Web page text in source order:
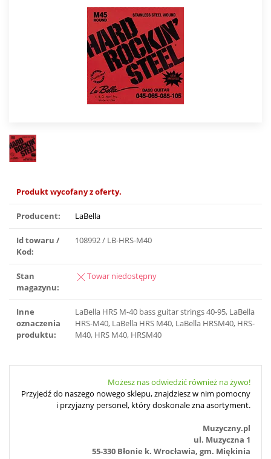
Produkt wycofany z oferty.
Producent: LaBella
Id towaru /
Kod:
108992 / LB-HRS-M40
Stan
magazynu:
Towar niedostępny
Inne
oznaczenia
produktu:
LaBella HRS M-40 bass guitar strings 40-95, LaBella
HRS-M40, LaBella HRS M40, LaBella HRSM40, HRS-
M40, HRS M40, HRSM40
Możesz nas odwiedzić również na żywo!
Przyjedź do naszego nowego sklepu, znajdziesz w nim pomocny
i przyjazny personel, który doskonale zna asortyment.
Muzyczny.pl
ul. Muzyczna 1
55-330 Błonie k. Wrocławia, gm. Miękinia